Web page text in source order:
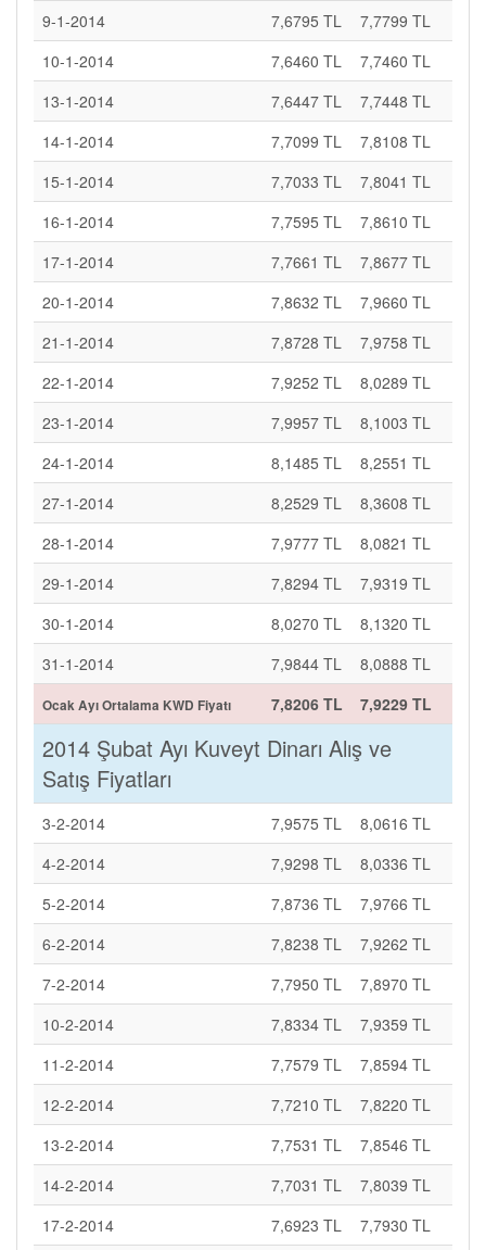
9-1-2014
7,6795 TL
7,7799 TL
10-1-2014
7,6460 TL
7,7460 TL
13-1-2014
7,6447 TL
7,7448 TL
14-1-2014
7,7099 TL
7,8108 TL
15-1-2014
7,7033 TL
7,8041 TL
16-1-2014
7,7595 TL
7,8610 TL
17-1-2014
7,7661 TL
7,8677 TL
20-1-2014
7,8632 TL
7,9660 TL
21-1-2014
7,8728 TL
7,9758 TL
22-1-2014
7,9252 TL
8,0289 TL
23-1-2014
7,9957 TL
8,1003 TL
24-1-2014
8,1485 TL
8,2551 TL
27-1-2014
8,2529 TL
8,3608 TL
28-1-2014
7,9777 TL
8,0821 TL
29-1-2014
7,8294 TL
7,9319 TL
30-1-2014
8,0270 TL
8,1320 TL
31-1-2014
7,9844 TL 8,0888 TL
Ocak Ayı Ortalama KWD Fiyatı 7,8206 TL 7,9229 TL
2014 Şubat Ayı Kuveyt Dinarı Alış ve
Satış Fiyatları
3-2-2014 7,9575 TL
8,0616 TL
4-2-2014
7,9298 TL
8,0336 TL
5-2-2014
7,8736 TL
7,9766 TL
6-2-2014
7,8238 TL
7,9262 TL
7-2-2014
7,7950 TL
7,8970 TL
10-2-2014
7,8334 TL
7,9359 TL
11-2-2014
7,7579 TL
7,8594 TL
12-2-2014
7,7210 TL
7,8220 TL
13-2-2014
7,7531 TL
7,8546 TL
14-2-2014
7,7031 TL
7,8039 TL
17-2-2014
7,6923 TL 7,7930 TL